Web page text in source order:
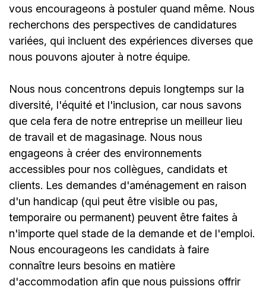
vous encourageons à postuler quand même. Nous
recherchons des perspectives de candidatures
variées, qui incluent des expériences diverses que
nous pouvons ajouter à notre équipe.
Nous nous concentrons depuis longtemps sur la
diversité, l'équité et l'inclusion, car nous savons
que cela fera de notre entreprise un meilleur lieu
de travail et de magasinage. Nous nous
engageons à créer des environnements
accessibles pour nos collègues, candidats et
clients. Les demandes d'aménagement en raison
d'un handicap (qui peut être visible ou pas,
temporaire ou permanent) peuvent être faites à
n'importe quel stade de la demande et de l'emploi.
Nous encourageons les candidats à faire
connaître leurs besoins en matière
d'accommodation afin que nous puissions offrir